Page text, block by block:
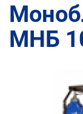
МНБ